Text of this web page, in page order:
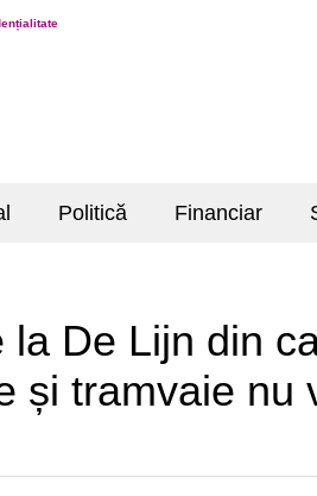
Politică Financiar
la De Lijn din
și tramvaie nu